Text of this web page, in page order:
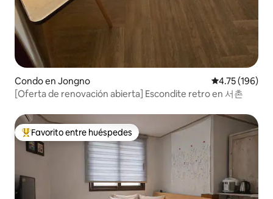
Condo en Jongno Calificación
4.75 (196)
[Oferta de renovación abierta] Escondite retro en 서촌
Favorito entre huéspedes preferido
Favorito entre huéspedes